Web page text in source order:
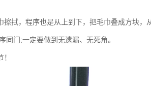
拭，程序也是从上到下，把毛巾叠成方块，
同门;一定要做到无遗漏、无死角。